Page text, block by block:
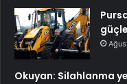
Okuyan: Silahlanma